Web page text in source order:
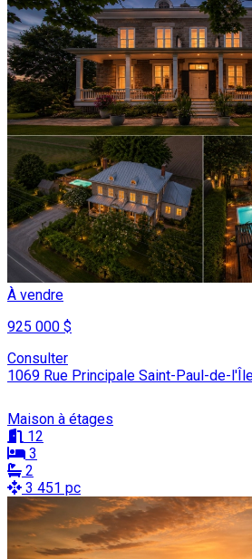
À vendre
925 000 $
Consulter
1069 Rue Principale Saint-Paul-de-
Maison à étages
12
3
2
3 451 pc